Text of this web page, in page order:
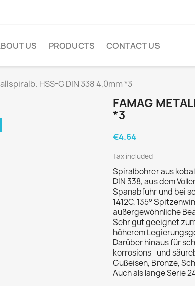
US PRODUCTS CONTACT US
HSS-G DIN 338 4,0mm *3
FAMAG
*3
€4.64
Tax included
Spiralbohrer aus
DIN 338, aus dem
Spanabfuhr und bei
1412C, 135°
außergewöhnliche
Sehr gut geeignet
höherem
Darüber hinaus für
korrosions- und
Gußeisen, Bronze,
Auch als lange Serie